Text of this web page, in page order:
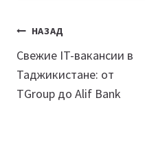
Навигация
по
записям
НАЗАД
Свежие IT-вакансии в
Таджикистане: от
TGroup до Alif Bank